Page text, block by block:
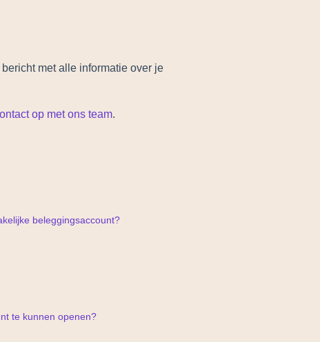
met alle informatie over je
op met ons team.
beleggingsaccount?
te kunnen openen?